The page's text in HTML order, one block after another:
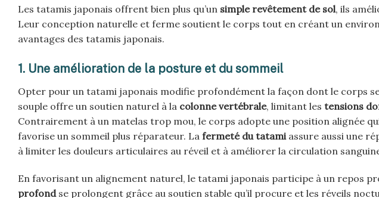
Les tatamis japonais offrent bien plus qu’un simple revêtement de sol, ils
Leur conception naturelle et ferme soutient le corps tout en créant un
avantages des tatamis japonais.
1. Une amélioration de la posture et du sommeil
Opter pour un tatami japonais modifie profondément la façon dont le corps
souple offre un soutien naturel à la colonne vertébrale, limitant les tensions
Contrairement à un matelas trop mou, le corps adopte une position alignée
favorise un sommeil plus réparateur. La fermeté du tatami assure aussi une
à limiter les douleurs articulaires au réveil et à améliorer la circulation
En favorisant un alignement naturel, le tatami japonais participe à un repos
profond se prolongent grâce au soutien stable qu’il procure et les réveils